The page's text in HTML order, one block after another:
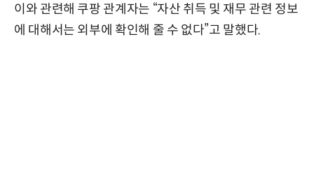
이와 관련해 쿠팡 관계자는 “자산 취득 및 재무 관련 정보
에 대해서는 외부에 확인해 줄 수 없다”고 말했다.